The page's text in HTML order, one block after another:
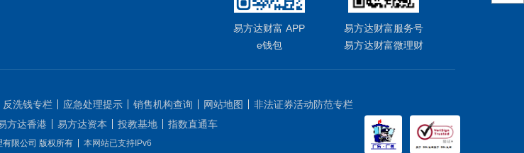
易方达财富 APP
e钱包
易方达财富服务号
易方达财富微理财
反洗钱专栏 应急处理提示 销售机构查询 网站地图
非法证券活动防范专栏
方达香港 易方达资本 投教基地 指数直通车
限公司 版权所有 本网站已支持IPv6